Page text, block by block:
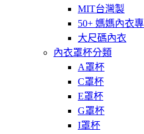
MIT台灣製
50+ 媽媽內衣
大尺碼內衣
內衣罩杯分類
A罩杯
C罩杯
E罩杯
G罩杯
I罩杯